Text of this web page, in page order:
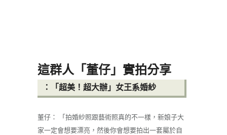
這群人「董仔」實拍分享
：「超美！超大辦」女王系婚紗
董仔： 「拍婚紗照跟藝術照真的不一樣，新娘子大
家一定會想要漂亮，然後你會想要拍出一套屬於自